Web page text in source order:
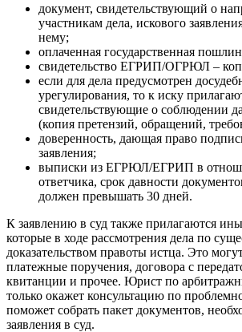
документ, свидетельствующий о
участникам дела, искового
нему;
оплаченная государственная
свидетельство ЕГРИП/ОГРЮЛ –
если для дела предусмотрен
урегулирования, то к иску
свидетельствующие о соблюдении
(копия претензий, обращений,
доверенность, дающая право
заявления;
выписки из ЕГРЮЛ/ЕГРИП в
ответчика, срок давности
должен превышать 30 дней.
К заявлению в суд также прилагаются
которые в ходе рассмотрения дела по
доказательством правоты истца. Это
платежные поручения, договора с
квитанции и прочее. Юрист по
только окажет консультацию по
поможет собрать пакет документов,
заявления в суд.